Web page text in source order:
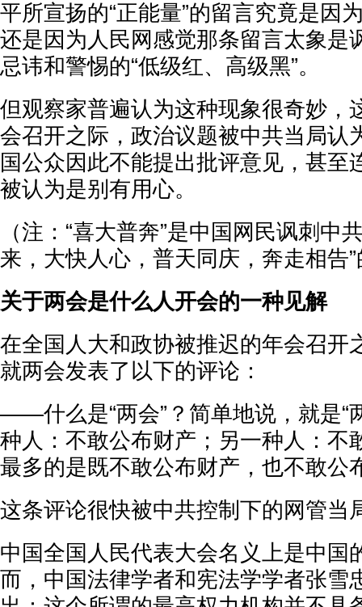
平所宣扬的“正能量”的留言究竟是因
还是因为人民网感觉那条留言太象是
忌讳和警惕的“低级红、高级黑”。
但观察家普遍认为这种现象很奇妙，
会召开之际，政治议题被中共当局认
国公众因此不能提出批评意见，甚至
被认为是别有用心。
（注：“喜大普奔”是中国网民讽刺中
来，大快人心，普天同庆，奔走相告
关于两会是什么人开会的一种见解
在全国人大和政协被推迟的年会召开
就两会发表了以下的评论：
——什么是“两会”？简单地说，就是“
种人：不敢公布财产；另一种人：不
最多的是既不敢公布财产，也不敢公
这条评论很快被中共控制下的网管当
中国全国人民代表大会名义上是中国
而，中国法律学者和宪法学学者张雪